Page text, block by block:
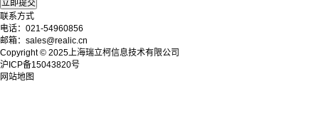
联系方式
电话：021-54960856
邮箱：sales@realic.cn
Copyright © 2025上海瑞立柯信息技术有限公司
沪ICP备15043820号
网站地图